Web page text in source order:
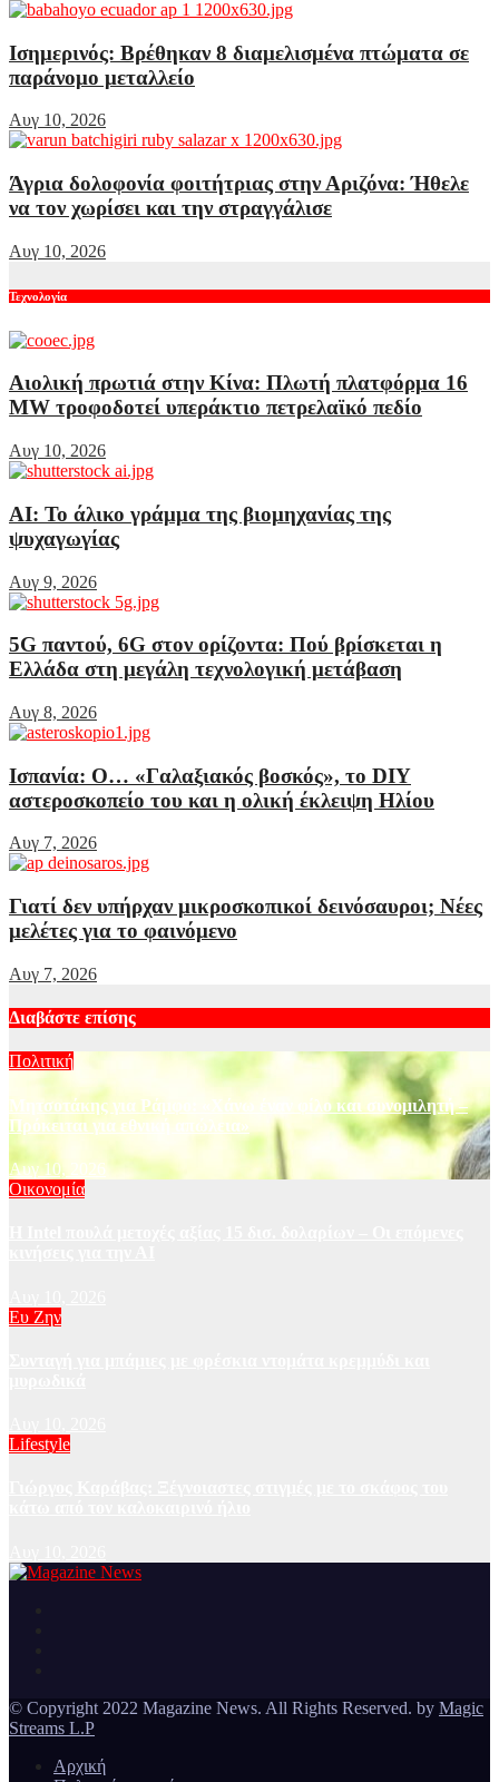
Ισημερινός: Βρέθηκαν 8 διαμελισμένα πτώματα σε
παράνομο μεταλλείο
Αυγ 10, 2026
Άγρια δολοφονία φοιτήτριας στην Αριζόνα: Ήθελε
να τον χωρίσει και την στραγγάλισε
Αυγ 10, 2026
Τεχνολογία
Αιολική πρωτιά στην Κίνα: Πλωτή πλατφόρμα 16
MW τροφοδοτεί υπεράκτιο πετρελαϊκό πεδίο
Αυγ 10, 2026
AI: Το άλικο γράμμα της βιομηχανίας της
ψυχαγωγίας
Αυγ 9, 2026
5G παντού, 6G στον ορίζοντα: Πού βρίσκεται η
Ελλάδα στη μεγάλη τεχνολογική μετάβαση
Αυγ 8, 2026
Ισπανία: Ο… «Γαλαξιακός βοσκός», το DIY
αστεροσκοπείο του και η ολική έκλειψη Ηλίου
Αυγ 7, 2026
Γιατί δεν υπήρχαν μικροσκοπικοί δεινόσαυροι; Νέες
μελέτες για το φαινόμενο
Αυγ 7, 2026
Διαβάστε επίσης
Πολιτική
Μητσοτάκης για Ράμφο: «Χάνω έναν φίλο και συνομιλητή –
Πρόκειται για εθνική απώλεια»
Αυγ 10, 2026
Οικονομία
Ευ Ζην
Lifestyle
© Copyright 2022 Magazine News. All Rights Reserved. by Magic
Streams L.P
Αρχική